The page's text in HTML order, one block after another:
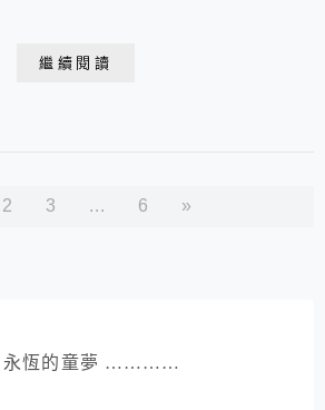
繼續閱讀
2 3 ... 6 »
, 永恆的童夢 …………